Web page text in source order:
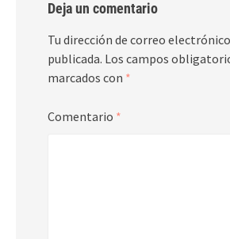
Deja un comentario
Tu dirección de correo
publicada. Los campos
marcados con *
Comentario *